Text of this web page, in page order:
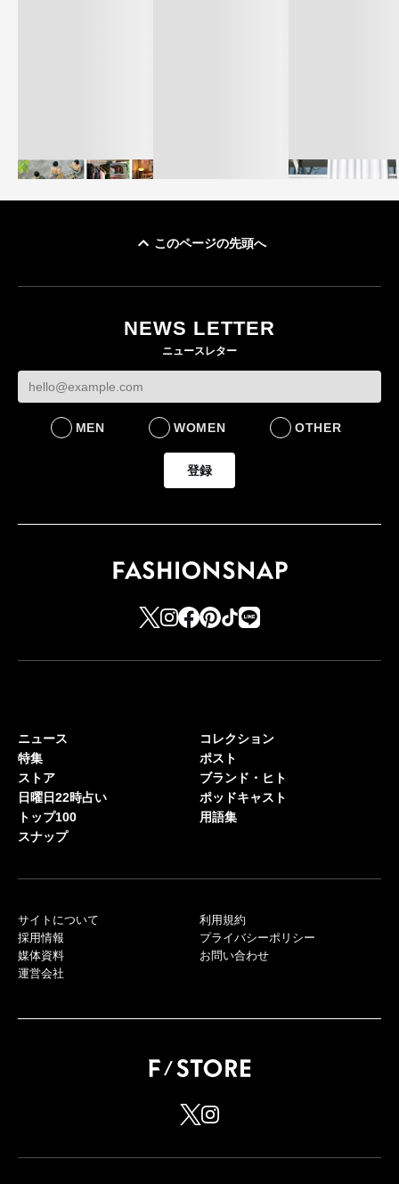
社長 「のんびりした
ら先はない」“前進”す
るための企業戦略
BUSINESS
このページの先頭へ
NEWS LETTER
ニュースレター
MEN WOMEN OTHER
登録
ニュース
特集
ストア
日曜日22時占い
トップ100
スナップ
コレクション
ポスト
ブランド・ヒト
ポッドキャスト
用語集
サイトについて
採用情報
媒体資料
運営会社
利用規約
プライバシーポリシー
お問い合わせ